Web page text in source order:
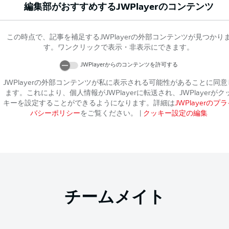
編集部がおすすめするJWPlayerのコンテンツ
この時点で、記事を補足するJWPlayerの外部コンテンツが見つかりま
す。ワンクリックで表示・非表示にできます。
JWPlayerからのコンテンツを許可する
JWPlayerの外部コンテンツが私に表示される可能性があることに同意
ます。これにより、個人情報がJWPlayerに転送され、 JWPlayerがク
キーを設定することができるようになります。詳細はJWPlayerのプラ
バシーポリシーをご覧ください。 クッキー設定の編集
チームメイト